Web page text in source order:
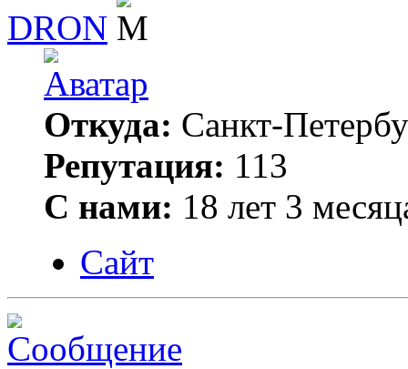
DRON
Откуда: Санкт-
Репутация: 113
С нами: 18 лет 3
Сайт